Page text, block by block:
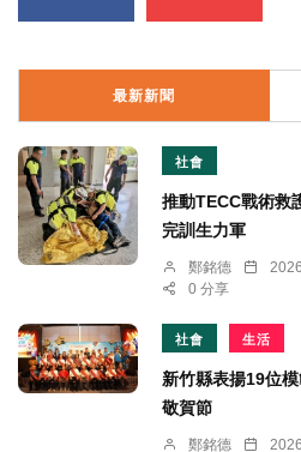
最新新聞
社會
推動TECC戰術救
完訓生力軍
鄭銘德
0 分享
社會 生活
新竹縣表揚19位
敬賀節
鄭銘德